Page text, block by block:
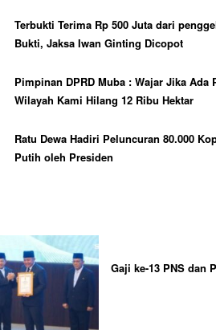
Terbukti Terima Rp 500 Juta dari
Bukti, Jaksa Iwan Ginting Dicopot
Pimpinan DPRD Muba : Wajar Jika Ada
Wilayah Kami Hilang 12 Ribu Hektar
Ratu Dewa Hadiri Peluncuran 80.000
Putih oleh Presiden
Gaji ke-13 PNS dan